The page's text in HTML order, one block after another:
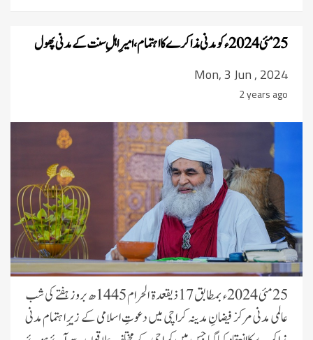
25 مئی 2024ء کو مدنی مذاکرے کا اہتمام، امیرِ اہلِ سنت کے مدنی پھول
Mon, 3 Jun , 2024
2 years ago
25 مئی 2024ء بمطابق 17 ذیقعدۃ الحرام 1445ھ بروز ہفتے کی شب
عالمی مدنی مرکز فیضانِ مدینہ کراچی میں دعوتِ اسلامی کے زیرِ اہتمام مدنی